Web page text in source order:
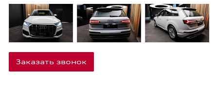
Заказать звонок